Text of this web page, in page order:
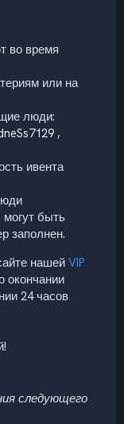
во время
или на
люди:
,
ивента
быть
заполнен.
нашей VIP
окончании
24 часов
следующего